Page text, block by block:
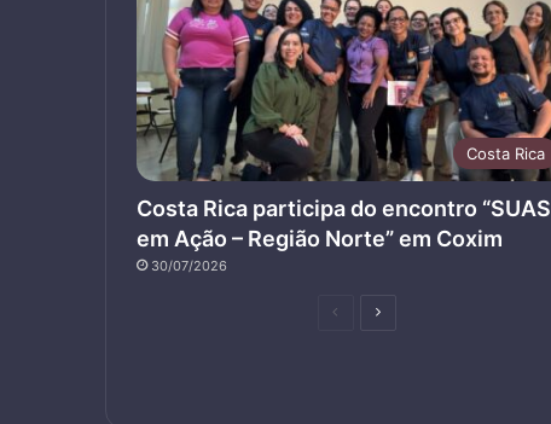
Costa Rica
Costa Rica participa do encontro “SUAS
em Ação – Região Norte” em Coxim
30/07/2026
PáginaPróxima